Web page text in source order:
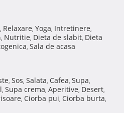
, Relaxare, Yoga, Intretinere,
, Nutritie, Dieta de slabit, Dieta
, Sala de acasa
, Sos, Salata, Cafea, Supa,
, Supa crema, Aperitive, Desert,
, Ciorba pui, Ciorba burta,